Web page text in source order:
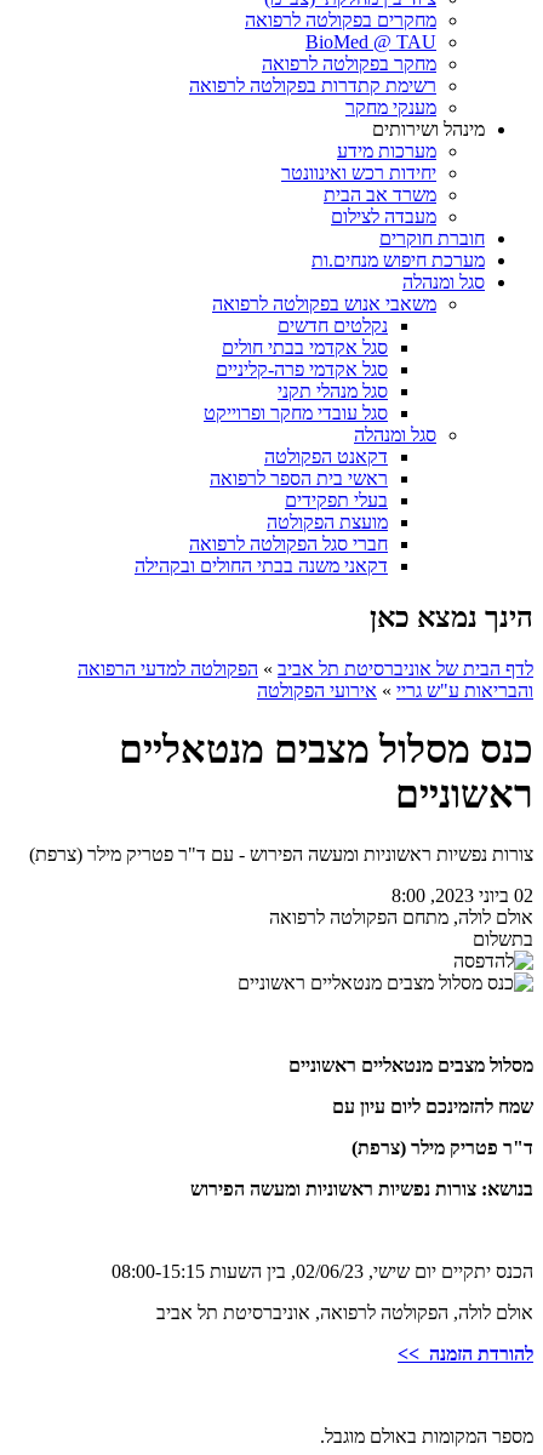
מחקרים בפקולטה לרפואה
BioMed @ TAU
מחקר בפקולטה לרפואה
רשימת קתדרות בפקולטה לרפואה
מענקי מחקר
מינהל ושירותים
מערכות מידע
יחידות רכש ואינוונטר
משרד אב הבית
מעבדה לצילום
חוברת חוקרים
מערכת חיפוש מנחים.ות
סגל ומנהלה
משאבי אנוש בפקולטה לרפואה
נקלטים חדשים
סגל אקדמי בבתי חולים
סגל אקדמי פרה-קליניים
סגל מנהלי תקני
סגל עובדי מחקר ופרוייקט
סגל ומנהלה
דקאנט הפקולטה
ראשי בית הספר לרפואה
בעלי תפקידים
מועצת הפקולטה
חברי סגל הפקולטה לרפואה
דקאני משנה בבתי החולים ובקהילה
הינך נמצא כאן
לדף הבית של אוניברסיטת תל אביב » הפקולטה למדעי הרפואה
והבריאות ע"ש גריי » אירועי הפקולטה
כנס מסלול מצבים מנטאליים
ראשוניים
צורות נפשיות ראשוניות ומעשה הפירוש - עם ד"ר פטריק מילר (צרפת)
02 ביוני 2023, 8:00
אולם לולה, מתחם הפקולטה לרפואה
בתשלום
מסלול מצבים מנטאליים ראשוניים
שמח להזמינכם ליום עיון עם
ד"ר פטריק מילר (צרפת)
בנושא: צורות נפשיות ראשוניות ומעשה הפירוש
הכנס יתקיים יום שישי, 02/06/23, בין השעות 08:00-15:15
אולם לולה, הפקולטה לרפואה, אוניברסיטת תל אביב
להורדת הזמנה >>
מספר המקומות באולם מוגבל.